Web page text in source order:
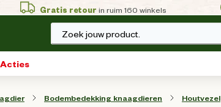
Gratis retour in ruim 160 winkels
Zoek jouw product.
Acties
Bodembedekking knaagdieren Houtvezel